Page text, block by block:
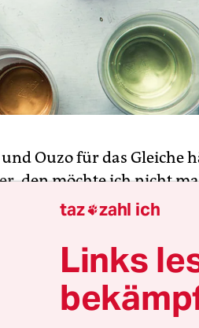
Ouzo für das Gleiche
, den möchte ich nicht
die Gemeinsamkeiten
ich mich wenig aus.
sowieso nicht meins.
an meinem
taz zahl ich
Links